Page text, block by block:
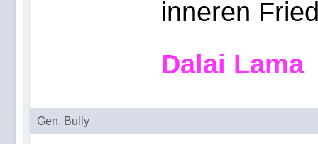
inneren
Dalai Lama
Gen. Bully